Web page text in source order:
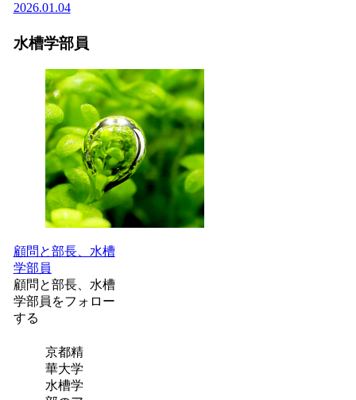
2026.01.04
水槽学部員
顧問と部長、水槽
学部員
顧問と部長、水槽
学部員をフォロー
する
京都精
華大学
水槽学